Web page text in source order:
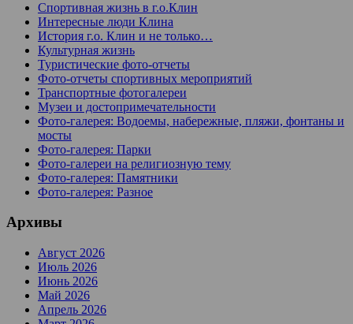
Спортивная жизнь в г.о.Клин
Интересные люди Клина
История г.о. Клин и не только…
Культурная жизнь
Туристические фото-отчеты
Фото-отчеты спортивных мероприятий
Транспортные фотогалереи
Музеи и достопримечательности
Фото-галерея: Водоемы, набережные, пляжи, фонтаны и
мосты
Фото-галерея: Парки
Фото-галереи на религиозную тему
Фото-галерея: Памятники
Фото-галерея: Разное
Архивы
Август 2026
Июль 2026
Июнь 2026
Май 2026
Апрель 2026